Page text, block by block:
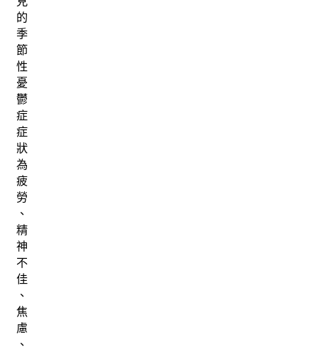
的
季
節
性
憂
鬱
症
症
狀
為
疲
勞
、
精
神
不
佳
、
焦
慮
、